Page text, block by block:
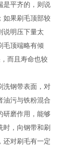
是平齐的，则说
如果刷毛顶部较
说明压下量太
毛顶端略有倾
而且寿命也较
洗钢带表面，对
油污与铁粉混合
研磨作用，能够
时，向钢带和刷
还对刷毛有一定